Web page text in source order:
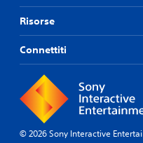
Risorse
Connettiti
© 2026 Sony Interactive